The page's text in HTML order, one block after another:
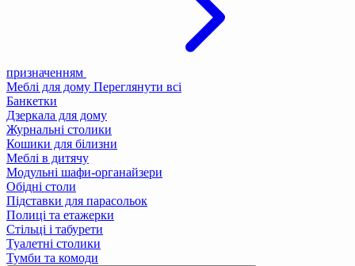
призначенням
Меблі для дому Переглянути всі
Банкетки
Дзеркала для дому
Журнальні столики
Кошики для білизни
Меблі в дитячу
Модульні шафи-органайзери
Обідні столи
Підставки для парасольок
Полиці та етажерки
Стільці і табурети
Туалетні столики
Тумби та комоди